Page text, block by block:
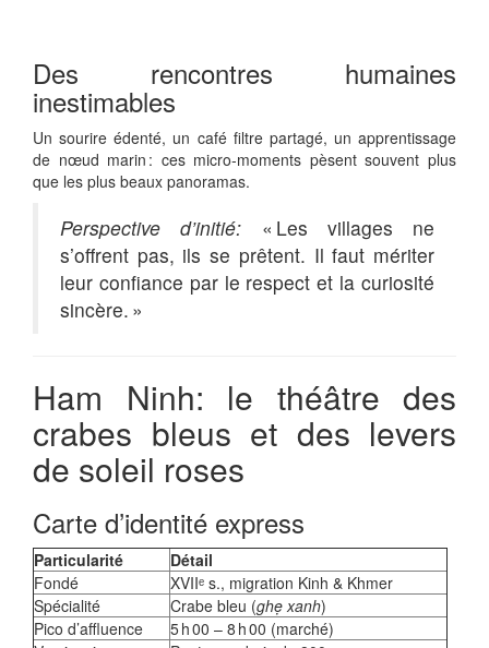
Des rencontres humaines
inestimables
Un sourire édenté, un café filtre partagé, un apprentissage
de nœud marin : ces micro‑moments pèsent souvent plus
que les plus beaux panoramas.
Perspective d’initié: « Les villages ne
s’offrent pas, ils se prêtent. Il faut mériter
leur confiance par le respect et la curiosité
sincère. »
Ham Ninh: le théâtre des
crabes bleus et des levers
de soleil roses
Carte d’identité express
Particularité
Détail
Fondé
XVIIᵉ s., migration Kinh & Khmer
Spécialité
Crabe bleu (ghẹ xanh)
Pico d’affluence
5 h 00 – 8 h 00 (marché)